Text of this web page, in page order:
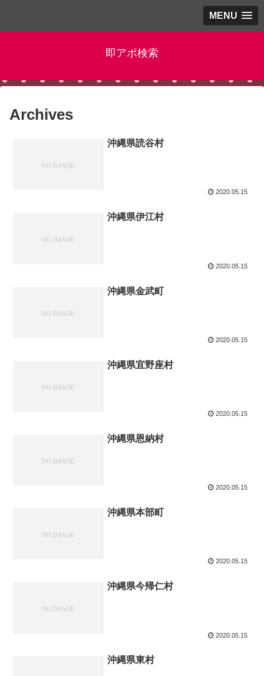
MENU
即アポ検索
Archives
沖縄県読谷村
2020.05.15
沖縄県伊江村
2020.05.15
沖縄県金武町
2020.05.15
沖縄県宜野座村
2020.05.15
沖縄県恩納村
2020.05.15
沖縄県本部町
2020.05.15
沖縄県今帰仁村
2020.05.15
沖縄県東村